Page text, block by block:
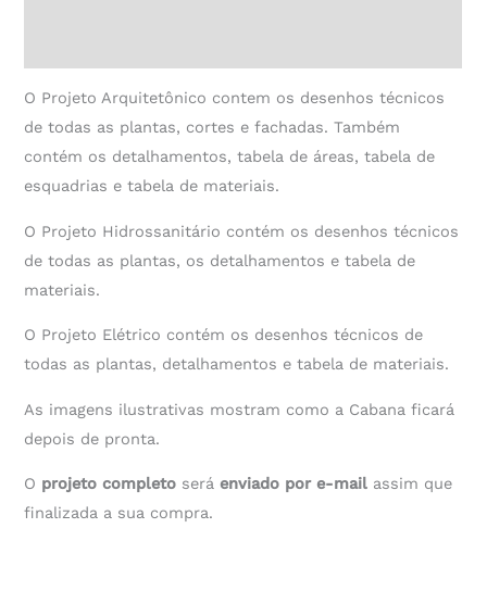
O Projeto Arquitetônico contem os desenhos técnicos
de todas as plantas, cortes e fachadas. Também
contém os detalhamentos, tabela de áreas, tabela de
esquadrias e tabela de materiais.
O Projeto Hidrossanitário contém os desenhos técnicos
de todas as plantas, os detalhamentos e tabela de
materiais.
O Projeto Elétrico contém os desenhos técnicos de
todas as plantas, detalhamentos e tabela de materiais.
As imagens ilustrativas mostram como a Cabana ficará
depois de pronta.
O projeto completo seráenviado por e-mail assim que
finalizada a sua compra.